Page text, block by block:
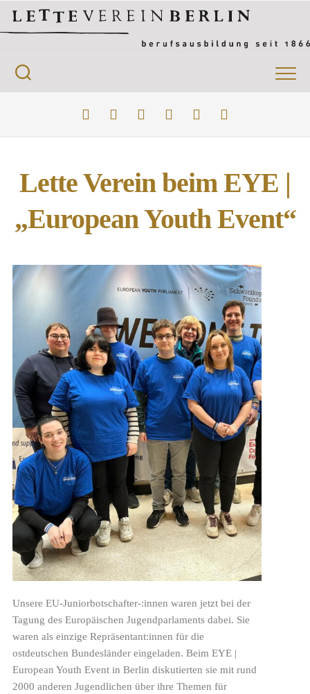
Lette Verein beim EYE |
„European Youth Event“
Unsere EU-Juniorbotschafter-:innen waren jetzt bei der
Tagung des Europäischen Jugendparlaments dabei. Sie
waren als einzige Repräsentant:innen für die
ostdeutschen Bundesländer eingeladen. Beim EYE |
European Youth Event in Berlin diskutierten sie mit rund
2000 anderen Jugendlichen über ihre Themen für